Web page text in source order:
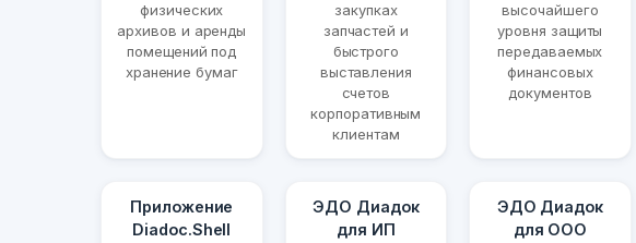
физических
архивов и аренды
помещений под
хранение бумаг
закупках
запчастей и
быстрого
выставления
счетов
корпоративным
клиентам
высочайшего
уровня защиты
передаваемых
финансовых
документов
Приложение
Diadoc.Shell
ЭДО Диадок
для ИП
ЭДО Диадок
для ООО